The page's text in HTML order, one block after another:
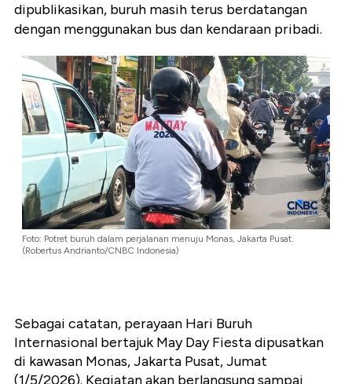
dipublikasikan, buruh masih terus berdatangan
dengan menggunakan bus dan kendaraan pribadi.
Foto: Potret buruh dalam perjalanan menuju Monas, Jakarta Pusat.
(Robertus Andrianto/CNBC Indonesia)
Sebagai catatan, perayaan Hari Buruh
Internasional bertajuk May Day Fiesta dipusatkan
di kawasan Monas, Jakarta Pusat, Jumat
(1/5/2026). Kegiatan akan berlangsung sampai